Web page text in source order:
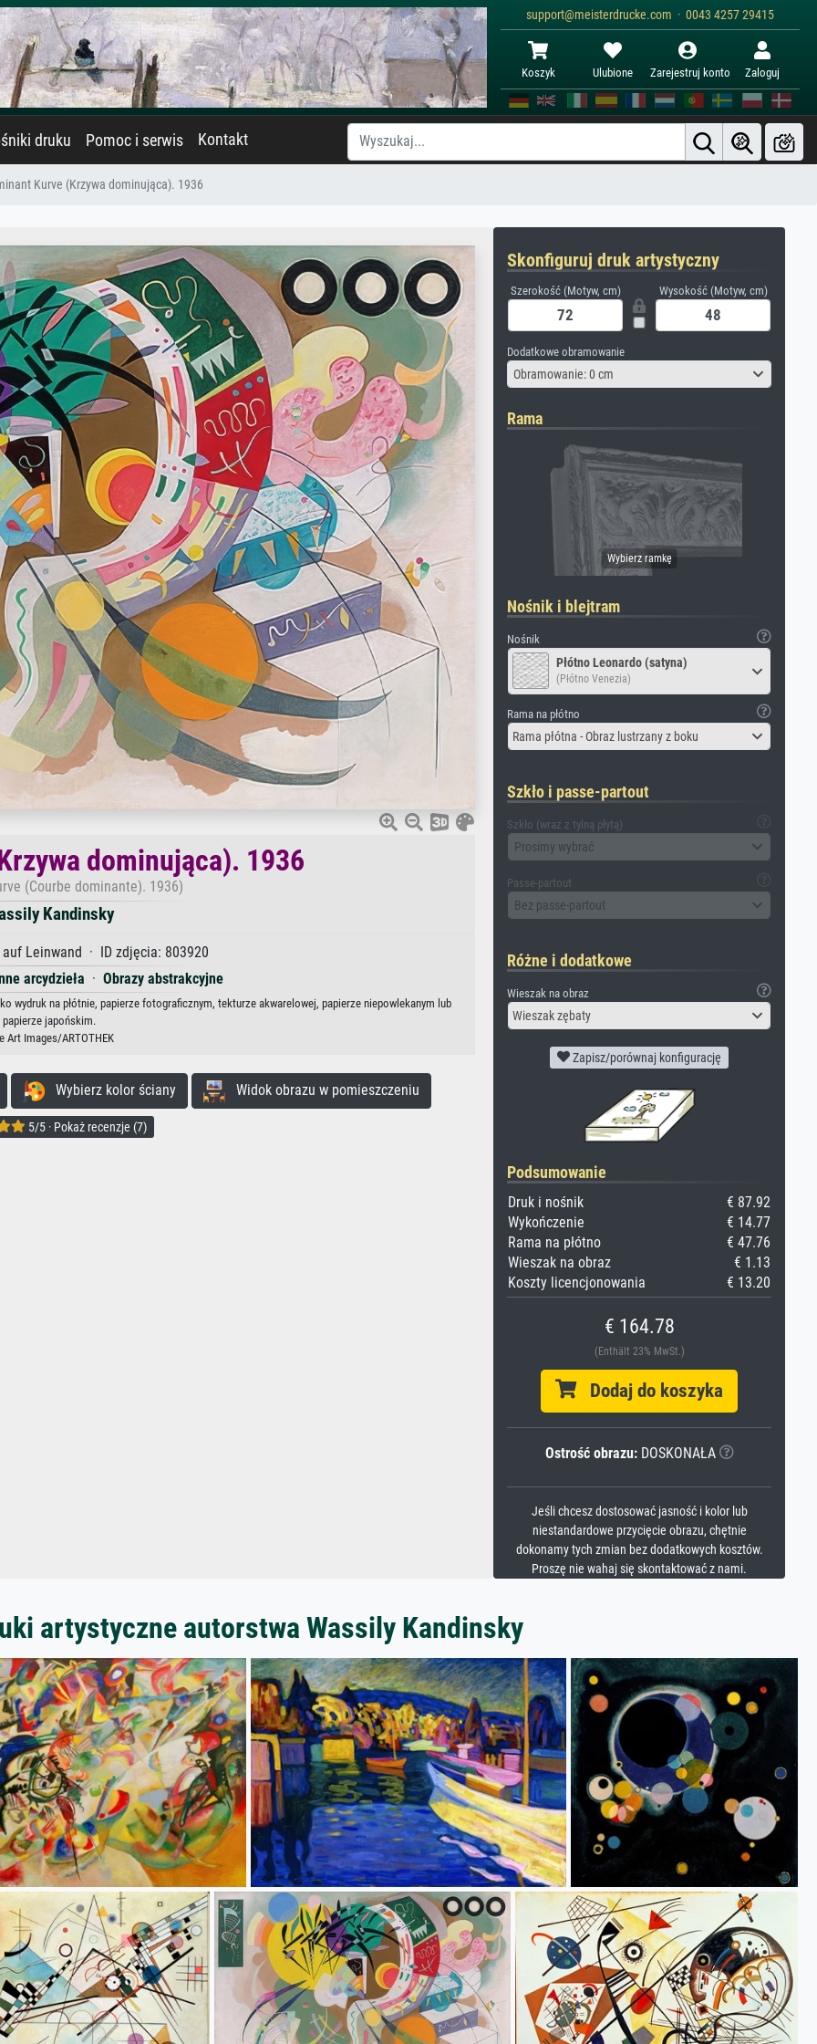
support@meisterdrucke.com · 0043 4257 29415
Koszyk Ulubione Zarejestruj konto Zaloguj
druku Pomoc i serwis Kontakt
Kurve (Krzywa dominująca). 1936
dominująca). 1936
(Courbe dominante). 1936)
Kandinsky
Leinwand · ID zdjęcia: 803920
arcydzieła · Obrazy abstrakcyjne
wydruk na płótnie, papierze fotograficznym, tekturze akwarelowej, papierze niepowlekanym lub
papierze japońskim.
Art Images/ARTOTHEK
Wybierz kolor ściany Widok obrazu w pomieszczeniu
5/5 · Pokaż recenzje (7)
Skonfiguruj druk artystyczny
Szerokość (Motyw, cm) Wysokość (Motyw, cm)
Dodatkowe obramowanie
Obramowanie: 0 cm
Rama
Nośnik i blejtram
Nośnik
Płótno Leonardo (satyna)
(Płótno Venezia)
Rama na płótno
Rama płótna - Obraz lustrzany z boku
Szkło i passe-partout
Szkło (wraz z tylną płytą)
Prosimy wybrać
Passe-partout
Bez passe-partout
Różne i dodatkowe
Wieszak na obraz
Wieszak zębaty
Zapisz/porównaj konfigurację
Podsumowanie
Druk i nośnik
€ 87.92
Wykończenie
€ 14.77
Rama na płótno
€ 47.76
Wieszak na obraz
€ 1.13
Koszty licencjonowania
€ 13.20
€ 164.78
(Enthält 23% MwSt.)
Dodaj do koszyka
Ostrość obrazu:DOSKONAŁA
Jeśli chcesz dostosować jasność i kolor lub
niestandardowe przycięcie obrazu, chętnie
dokonamy tych zmian bez dodatkowych kosztów.
Proszę nie wahaj się skontaktować z nami.
artystyczne autorstwa Wassily Kandinsky